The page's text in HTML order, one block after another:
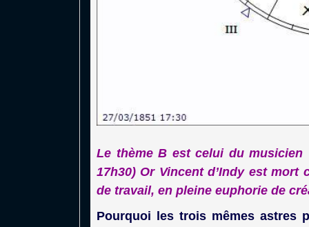
Le thème B est celui du musicien
17h30) Or Vincent d’Indy est
de travail, en pleine euphorie de
Pourquoi les trois mêmes astres